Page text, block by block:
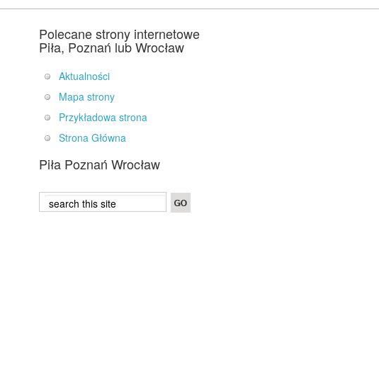
Polecane strony internetowe
Piła, Poznań lub Wrocław
Aktualności
Mapa strony
Przykładowa strona
Strona Główna
Piła Poznań Wrocław